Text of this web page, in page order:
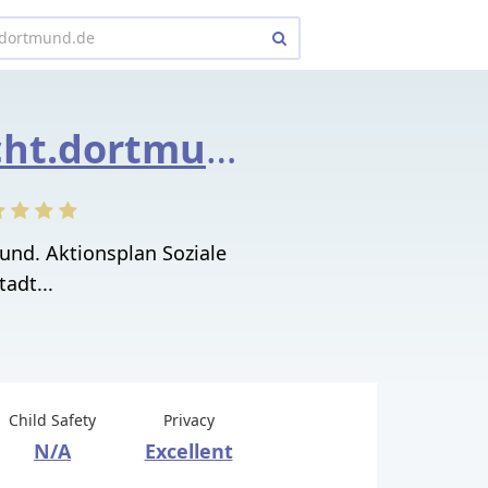
sozialbericht.dortmund.de
Aktionsplan Soziale
Child Safety
N/A
Privacy
Excellent